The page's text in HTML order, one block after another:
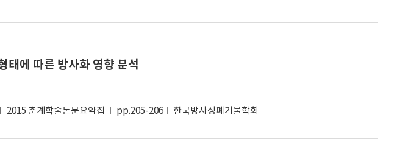
태에 따른 방사화 영향 분석
2015 춘계학술논문요약집 pp.205-206 한국방사성폐기물학회